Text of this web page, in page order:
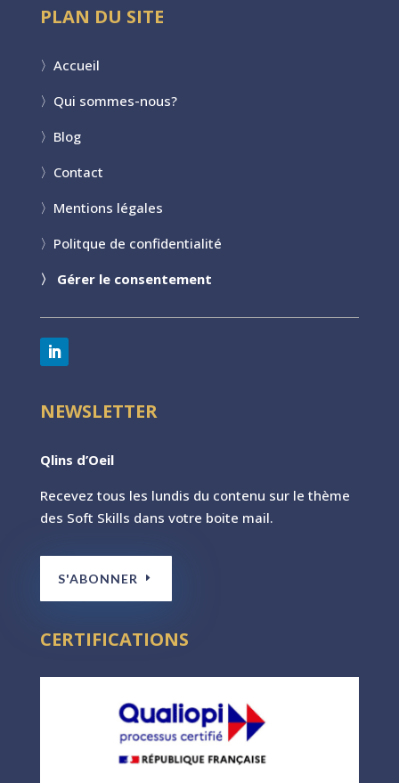
PLAN DU SITE
〉 Accueil
〉 Qui sommes-nous?
〉 Blog
〉 Contact
〉 Mentions légales
〉 Politque de confidentialité
〉 Gérer le consentement
NEWSLETTER
Qlins d’Oeil
Recevez tous les lundis du contenu sur le thème
des Soft Skills dans votre boite mail.
S'ABONNER
CERTIFICATIONS